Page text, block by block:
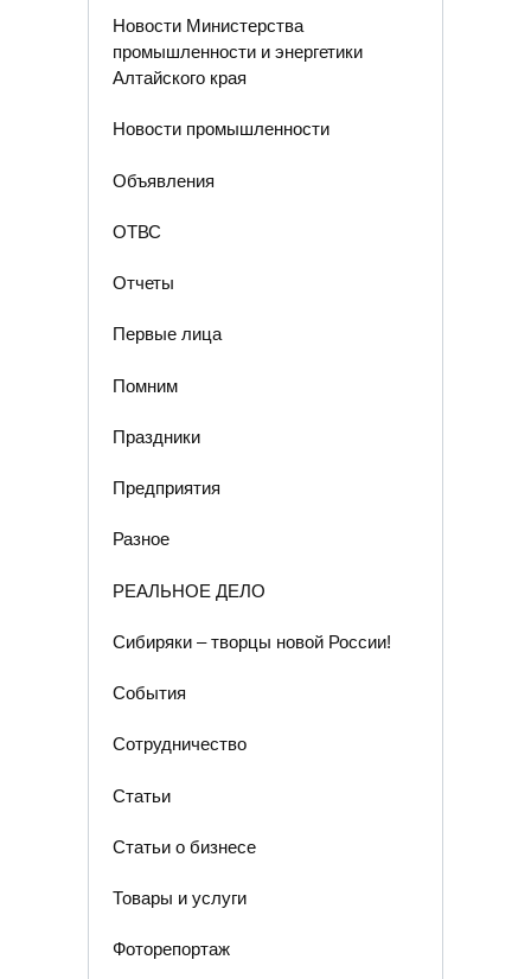
Новости Министерства
промышленности и энергетики
Алтайского края
Новости промышленности
Объявления
ОТВС
Отчеты
Первые лица
Помним
Праздники
Предприятия
Разное
РЕАЛЬНОЕ ДЕЛО
Сибиряки – творцы новой России!
События
Сотрудничество
Статьи
Статьи о бизнесе
Товары и услуги
Фоторепортаж